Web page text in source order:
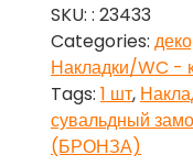
(Моттура)
сувальдный
замок
овальная
со
шторкой
SKU: : 23433
Categories:
Накладки/WC -
Tags: 1 шт,
сувальдный
(БРОНЗА)